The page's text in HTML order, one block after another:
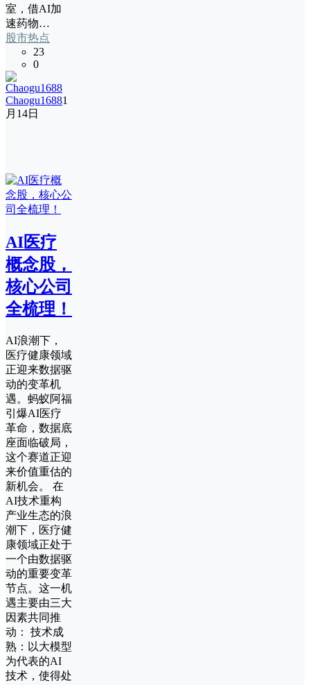
室，借AI加
速药物…
股市热点
23
0
Chaogu16881
月14日
AI医疗
概念股，
核心公司
全梳理！
AI浪潮下，
医疗健康领域
正迎来数据驱
动的变革机
遇。蚂蚁阿福
引爆AI医疗
革命，数据底
座面临破局，
这个赛道正迎
来价值重估的
新机会。 在
AI技术重构
产业生态的浪
潮下，医疗健
康领域正处于
一个由数据驱
动的重要变革
节点。这一机
遇主要由三大
因素共同推
动： 技术成
熟：以大模型
为代表的AI
技术，使得处